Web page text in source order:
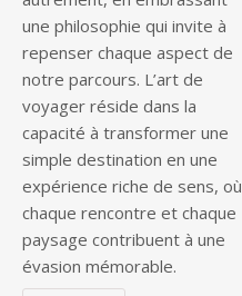
une philosophie qui invite à
repenser chaque aspect de
notre parcours. L’art de
voyager réside dans la
capacité à transformer une
simple destination en une
expérience riche de sens, où
chaque rencontre et chaque
paysage contribuent à une
évasion mémorable.